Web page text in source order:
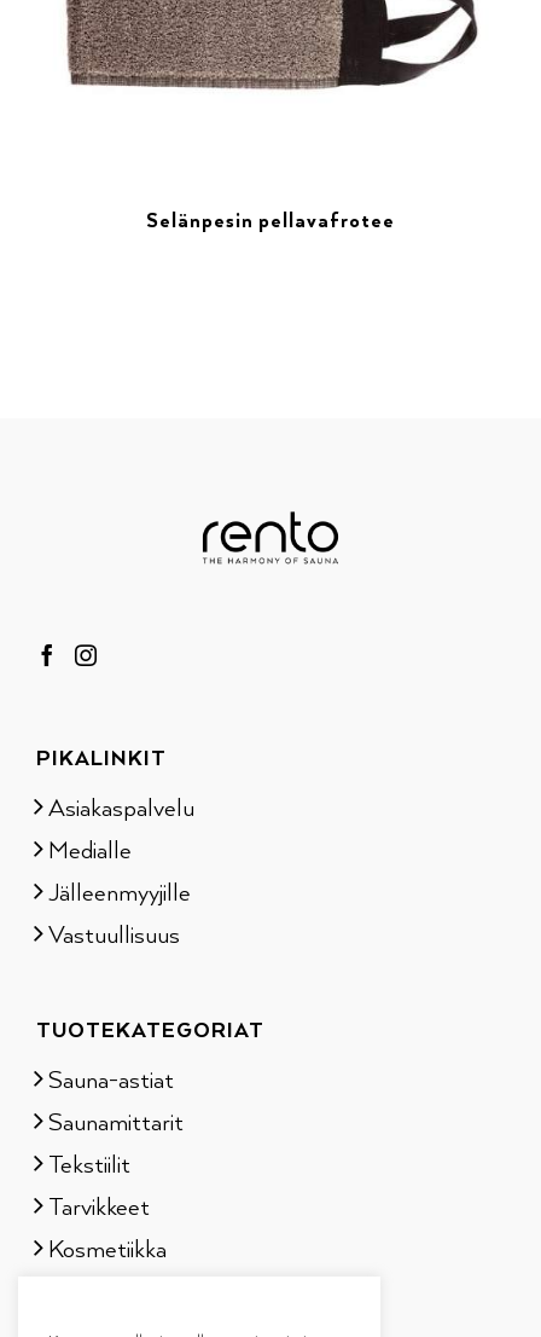
Selänpesin pellavafrotee
PIKALINKIT
Asiakaspalvelu
Medialle
Jälleenmyyjille
Vastuullisuus
TUOTEKATEGORIAT
Sauna-astiat
Saunamittarit
Tekstiilit
Tarvikkeet
Kosmetiikka